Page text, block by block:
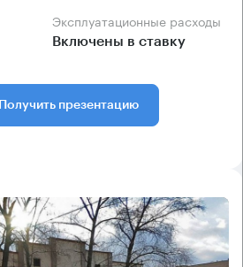
Эксплуатационные расходы
Включены в ставку
Получить презентацию